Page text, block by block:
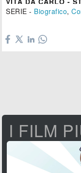
SERIE - Biografico,
I FILM